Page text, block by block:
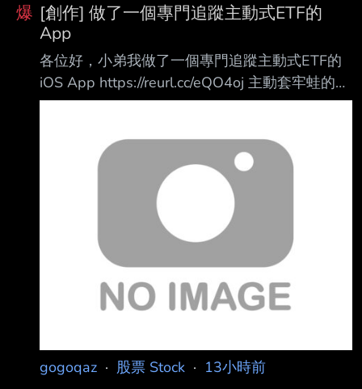
爆 [創作] 做了一個專門追蹤主動式ETF的
App
各位好，小弟我做了一個專門追蹤主動式ETF的
iOS App https://reurl.cc/eQO4oj 主動套牢蛙的我
平常有追蹤主動ETF每日持股進出的習慣 看了目
我不太習慣的 趁上禮拜還有一些Token可以燒 就
Vibe coding了一款app
https://i.meee.com.tw/FUmwkuP.png
https://i.meee.com.tw/kRyropj.png
https://i.meee.com.tw/ltJPNPy.png htt
gogoqaz · 股票 Stock · 13小時前